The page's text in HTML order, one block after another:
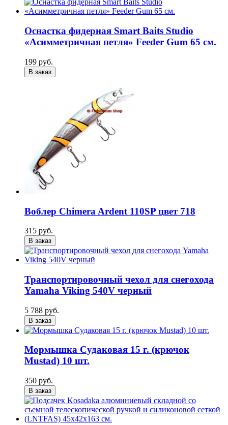
Оснастка фидерная Smart Baits Studio
«Асимметричная петля» Feeder Gum 65 см.
199 руб.
В заказ
Воблер Chimera Ardent 110SP цвет 718
315 руб.
В заказ
Транспортировочный чехол для снегохода
Yamaha Viking 540V черный
5 788 руб.
В заказ
Мормышка Судаковая 15 г. (крючок
Mustad) 10 шт.
350 руб.
В заказ